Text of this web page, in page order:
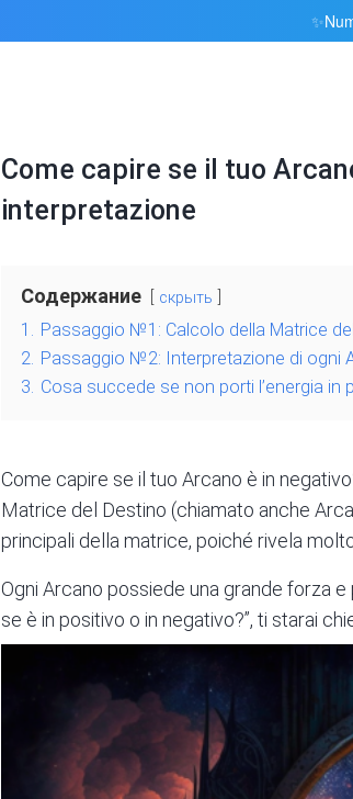
Come capire se il tuo
interpretazione
Содержание скрыть
1. Passaggio №1: Calcolo della Matrice
2. Passaggio №2: Interpretazione di ogni
3. Cosa succede se non porti l’energia in
Come capire se il tuo Arcano è in
Matrice del Destino (chiamato anche
principali della matrice, poiché rivela
Ogni Arcano possiede una grande forza e
se è in positivo o in negativo?”, ti starai
✨